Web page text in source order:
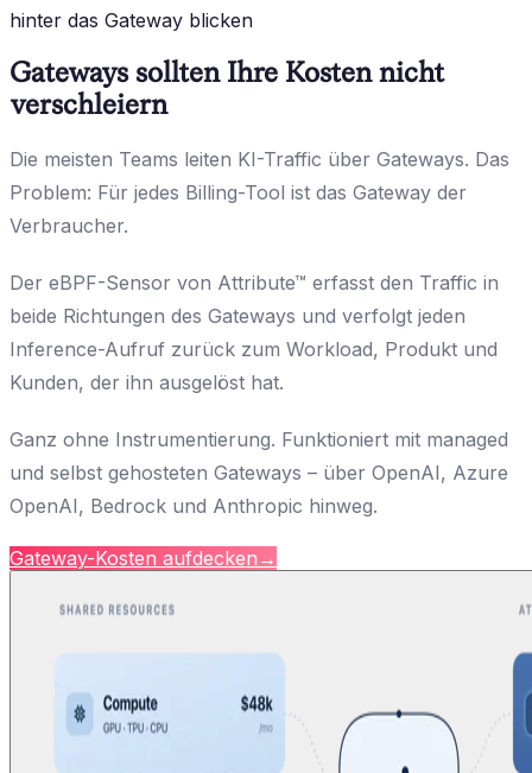
hinter das Gateway blicken
Gateways sollten Ihre Kosten nicht
verschleiern
Die meisten Teams leiten KI-Traffic über Gateways. Das
Problem: Für jedes Billing-Tool ist das Gateway der
Verbraucher.
Der eBPF-Sensor von Attribute™ erfasst den Traffic in
beide Richtungen des Gateways und verfolgt jeden
Inference-Aufruf zurück zum Workload, Produkt und
Kunden, der ihn ausgelöst hat.
Ganz ohne Instrumentierung. Funktioniert mit managed
und selbst gehosteten Gateways – über OpenAI, Azure
OpenAI, Bedrock und Anthropic hinweg.
Gateway-Kosten aufdecken →